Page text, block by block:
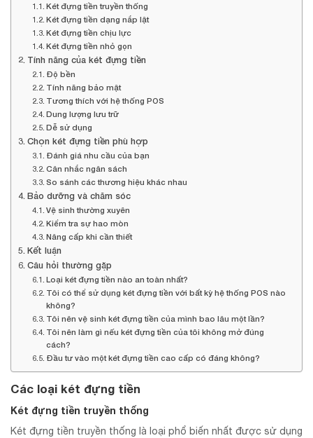
Két đựng tiền truyền thống
Két đựng tiền dạng nắp lật
Két đựng tiền chịu lực
Két đựng tiền nhỏ gọn
Tính năng của két đựng tiền
Độ bền
Tính năng bảo mật
Tương thích với hệ thống POS
Dung lượng lưu trữ
Dễ sử dụng
Chọn két đựng tiền phù hợp
Đánh giá nhu cầu của bạn
Cân nhắc ngân sách
So sánh các thương hiệu khác nhau
Bảo dưỡng và chăm sóc
Vệ sinh thường xuyên
Kiểm tra sự hao mòn
Nâng cấp khi cần thiết
Kết luận
Câu hỏi thường gặp
Loại két đựng tiền nào an toàn nhất?
Tôi có thể sử dụng két đựng tiền với bất kỳ hệ thống POS nào
không?
Tôi nên vệ sinh két đựng tiền của mình bao lâu một lần?
Tôi nên làm gì nếu két đựng tiền của tôi không mở đúng
cách?
Đầu tư vào một két đựng tiền cao cấp có đáng không?
Các loại két đựng tiền
Két đựng tiền truyền thống
Két đựng tiền truyền thống là loại phổ biến nhất được sử dụng